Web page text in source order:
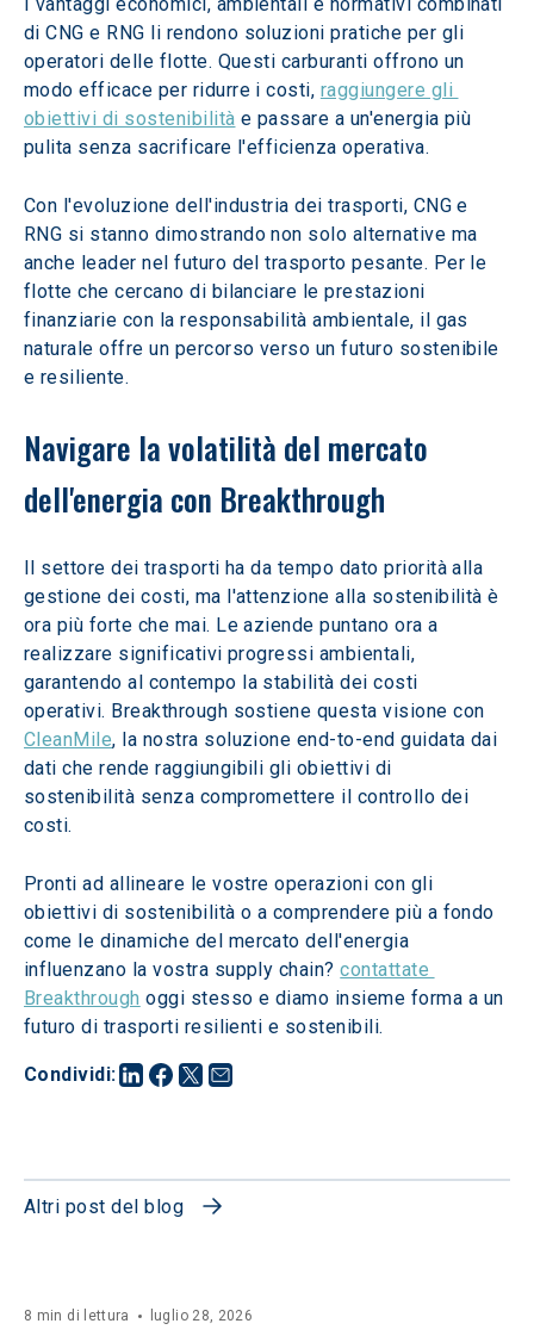
Condividi:
I vantaggi economici, ambientali e normativi combinati
di CNG e RNG li rendono soluzioni pratiche per gli
operatori delle flotte. Questi carburanti offrono un
modo efficace per ridurre i costi, raggiungere gli
obiettivi di sostenibilità e passare a un'energia più
pulita senza sacrificare l'efficienza operativa.
Con l'evoluzione dell'industria dei trasporti, CNG e
RNG si stanno dimostrando non solo alternative ma
anche leader nel futuro del trasporto pesante. Per le
flotte che cercano di bilanciare le prestazioni
finanziarie con la responsabilità ambientale, il gas
naturale offre un percorso verso un futuro sostenibile
e resiliente.
Navigare la volatilità del mercato
dell'energia con Breakthrough
Il settore dei trasporti ha da tempo dato priorità alla
gestione dei costi, ma l'attenzione alla sostenibilità è
ora più forte che mai. Le aziende puntano ora a
realizzare significativi progressi ambientali,
garantendo al contempo la stabilità dei costi
operativi. Breakthrough sostiene questa visione con
CleanMile, la nostra soluzione end-to-end guidata dai
dati che rende raggiungibili gli obiettivi di
sostenibilità senza compromettere il controllo dei
costi.
Pronti ad allineare le vostre operazioni con gli
obiettivi di sostenibilità o a comprendere più a fondo
come le dinamiche del mercato dell'energia
influenzano la vostra supply chain? contattate
Breakthrough oggi stesso e diamo insieme forma a un
futuro di trasporti resilienti e sostenibili.
Altri post del blog
8 min di lettura luglio 28, 2026